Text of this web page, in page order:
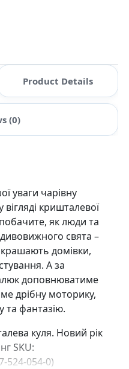
Product Details
(0)
уваги чарівну
кришталевої
побачите, як люди та
свята –
домівки,
А за
доповнюватиме
дрібну моторику,
та фантазію.
куля. Новий рік
SKU:
524-054-0)